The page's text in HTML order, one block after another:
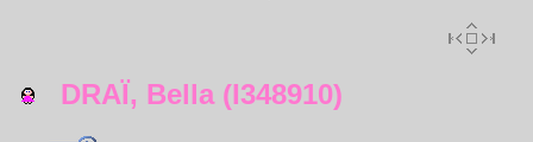
DRAÏ, Bella (I348910)